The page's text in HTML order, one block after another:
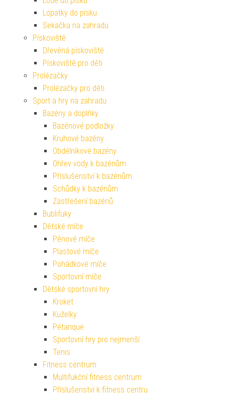
Lopatky do písku
Sekačka na zahradu
Pískoviště
Dřevěná pískoviště
Pískoviště pro děti
Prolézačky
Prolézačky pro děti
Sport a hry na zahradu
Bazény a doplňky
Bazénové podložky
Kruhové bazény
Obdélníkové bazény
Ohřev vody k bazénům
Příslušenství k bazénům
Schůdky k bazénům
Zastřešení bazénů
Bublifuky
Dětské míče
Pěnové míče
Plastové míče
Pohádkové míče
Sportovní míče
Dětské sportovní hry
Kroket
Kuželky
Pétanque
Sportovní hry pro nejmenší
Tenis
Fitness centrum
Multifukční fitness centrum
Příslušenství k fitness centru